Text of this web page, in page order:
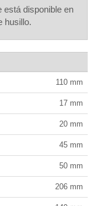
está disponible en
husillo.
110 mm
17 mm
20 mm
45 mm
50 mm
206 mm